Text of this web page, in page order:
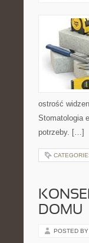
ostrość
Stomatologia
potrzeby. […]
DOMU
POSTED BY